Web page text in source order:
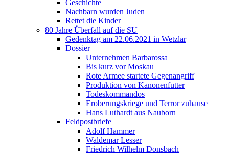
Geschichte
Nachbarn wurden Juden
Rettet die Kinder
80 Jahre Überfall auf die SU
Gedenktag am 22.06.2021 in Wetzlar
Dossier
Unternehmen Barbarossa
Bis kurz vor Moskau
Rote Armee startete Gegenangriff
Produktion von Kanonenfutter
Todeskommandos
Eroberungskriege und Terror zuhause
Hans Luthardt aus Nauborn
Feldpostbriefe
Adolf Hammer
Waldemar Lesser
Friedrich Wilhelm Donsbach